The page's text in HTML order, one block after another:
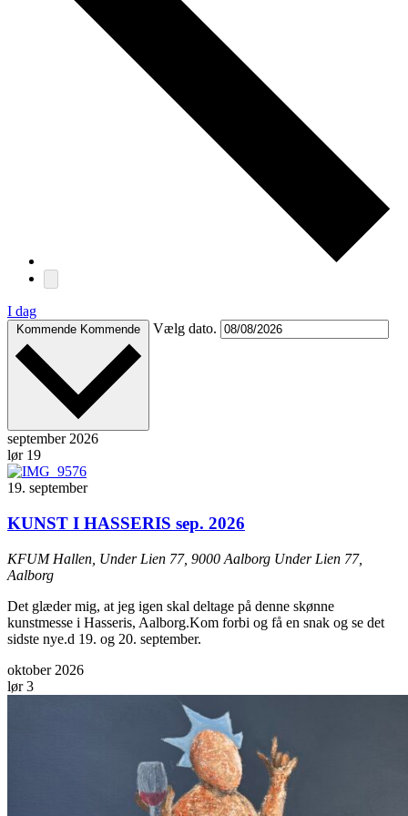
I dag
Kommende Kommende Vælg dato.
september 2026
lør 19
19. september
KUNST I HASSERIS sep. 2026
KFUM Hallen, Under Lien 77, 9000 Aalborg Under Lien 77,
Aalborg
Det glæder mig, at jeg igen skal deltage på denne skønne
kunstmesse i Hasseris, Aalborg.Kom forbi og få en snak og se det
sidste nye.d 19. og 20. september.
oktober 2026
lør3